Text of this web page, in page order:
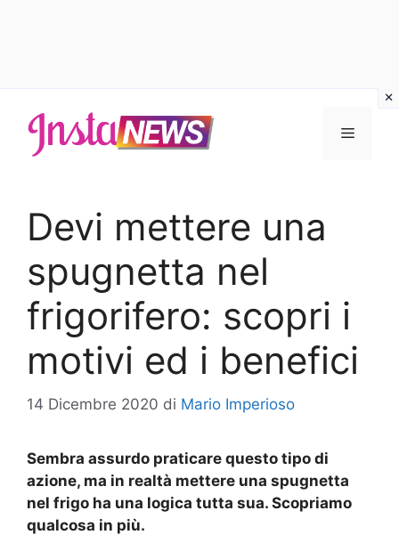
contenuto
Menu
Devi mettere una
spugnetta nel
frigorifero: scopri i
motivi ed i benefici
14 Dicembre 2020 di Mario Imperioso
Sembra assurdo praticare questo tipo di
azione, ma in realtà mettere una spugnetta
nel frigo ha una logica tutta sua. Scopriamo
qualcosa in più.